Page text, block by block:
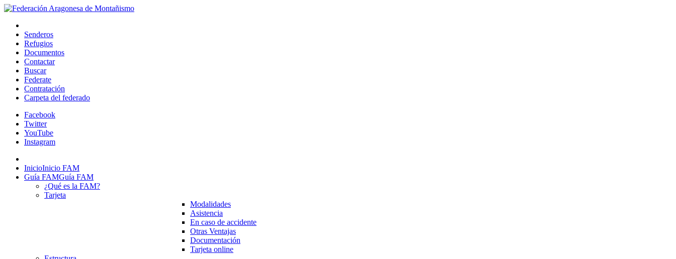
Senderos
Refugios
Documentos
Contactar
Buscar
Federate
Contratación
Carpeta del federado
Facebook
Twitter
YouTube
Instagram
InicioInicio FAM
Guía FAMGuía FAM
¿Qué es la FAM?
Tarjeta
Modalidades
Asistencia
En caso de accidente
Otras Ventajas
Documentación
Tarjeta online